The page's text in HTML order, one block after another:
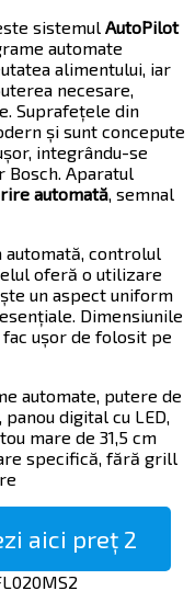
sistemul AutoPilot
automate
alimentului, iar
necesare,
Suprafețele din
și sunt concepute
integrându-se
Aparatul
automată , semnal
controlul
oferă o utilizare
un aspect uniform
Dimensiunile
ușor de folosit pe
automate, putere de
digital cu LED,
mare de 31,5 cm
specifică, fără grill
aici preț 2